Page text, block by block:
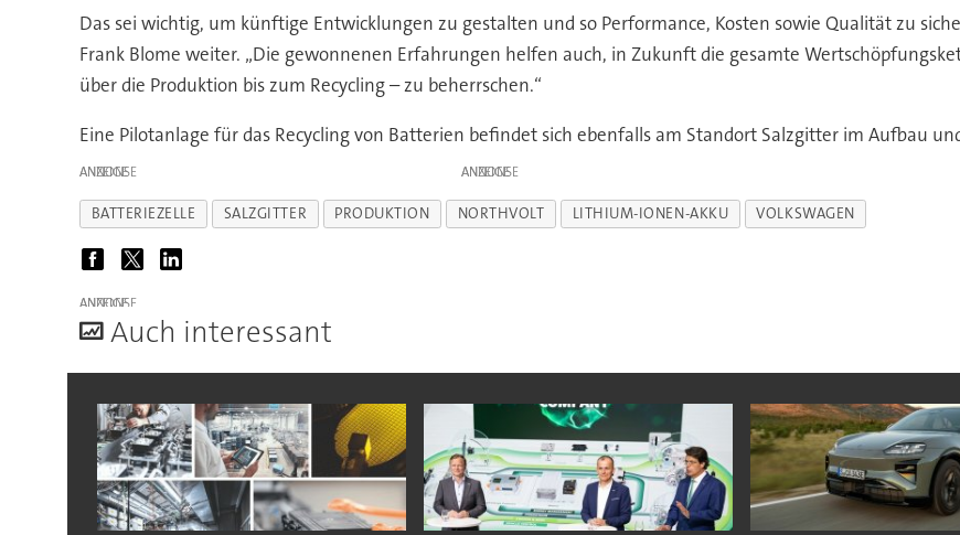
Das sei wichtig, um künftige Entwicklungen zu gestalten und so Performance, Kosten sowie Qualität zu
Frank Blome weiter. „Die gewonnenen Erfahrungen helfen auch, in Zukunft die gesamte
über die Produktion bis zum Recycling – zu beherrschen.“
Eine Pilotanlage für das Recycling von Batterien befindet sich ebenfalls am Standort Salzgitter im Aufbau
ANZEIGE ANZEIGE
BATTERIEZELLE SALZGITTER PRODUKTION NORTHVOLT LITHIUM-IONEN-AKKU VOLKSWAGEN
ANZEIGE
Auch interessant